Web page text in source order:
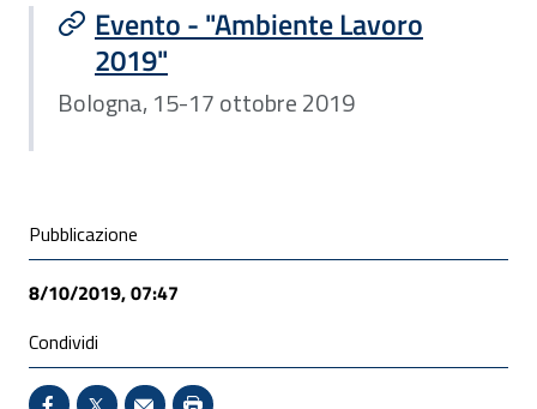
Evento - "Ambiente Lavoro
2019"
Bologna, 15-17 ottobre 2019
Condivisione social
Pubblicazione
8/10/2019, 07:47
Condividi